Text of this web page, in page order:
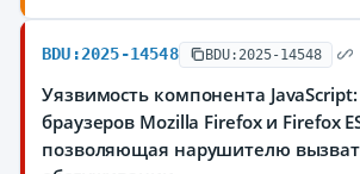
BDU:2025-14548 BDU:2025-14548
Уязвимость компонента
браузеров Mozilla Firefox и Firefox
позволяющая нарушителю